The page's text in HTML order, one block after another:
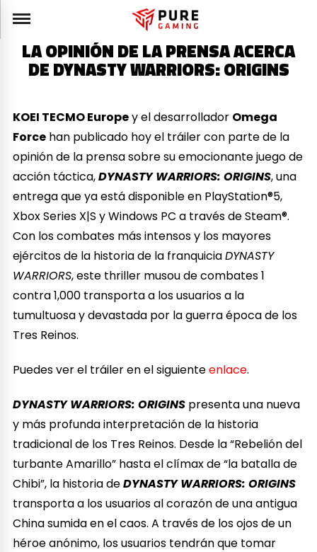
LA OPINIÓN DE LA PRENSA ACERCA
DE DYNASTY WARRIORS: ORIGINS
KOEI TECMO Europey el desarrollador Omega
Force han publicado hoy el tráiler con parte de la
opinión de la prensa sobre su emocionante juego de
acción táctica,DYNASTY WARRIORS: ORIGINS, una
entrega que ya está disponible en PlayStation®5,
Xbox Series X|S y Windows PC a través de Steam®.
Con los combates más intensos y los mayores
ejércitos de la historia de la franquiciaDYNASTY
WARRIORS, este thriller musou de combates 1
contra 1,000 transporta a los usuarios a la
tumultuosa y devastada por la guerra época de los
Tres Reinos.
Puedes ver el tráiler en el siguienteenlace.
DYNASTY WARRIORS: ORIGINS presenta una nueva
y más profunda interpretación de la historia
tradicional de los Tres Reinos. Desde la “Rebelión del
turbante Amarillo” hasta el clímax de “la batalla de
Chibi”, la historia deDYNASTY WARRIORS: ORIGINS
transporta a los usuarios al corazón de una antigua
China sumida en el caos. A través de los ojos de un
héroe anónimo, los usuarios tendrán que tomar